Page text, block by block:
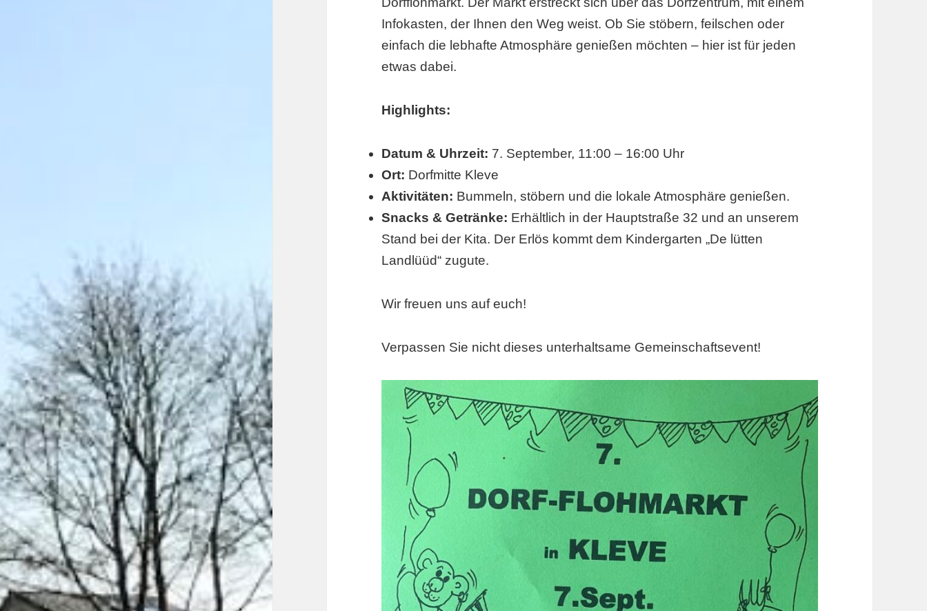
Infokasten, der Ihnen den Weg weist. Ob Sie stöbern, feilschen oder
einfach die lebhafte Atmosphäre genießen möchten – hier ist für jeden
etwas dabei.
Highlights:
Datum & Uhrzeit: 7. September, 11:00 – 16:00 Uhr
Ort: Dorfmitte Kleve
Aktivitäten: Bummeln, stöbern und die lokale Atmosphäre genießen.
Snacks & Getränke: Erhältlich in der Hauptstraße 32 und an unserem
Stand bei der Kita. Der Erlös kommt dem Kindergarten „De lütten
Landlüüd“ zugute.
Wir freuen uns auf euch!
Verpassen Sie nicht dieses unterhaltsame Gemeinschaftsevent!